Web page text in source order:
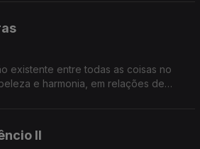
existente entre todas as coisas no
e harmonia, em relações de
II